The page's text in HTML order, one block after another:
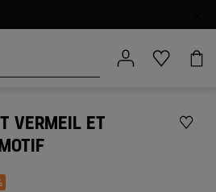
VERMEIL ET
from